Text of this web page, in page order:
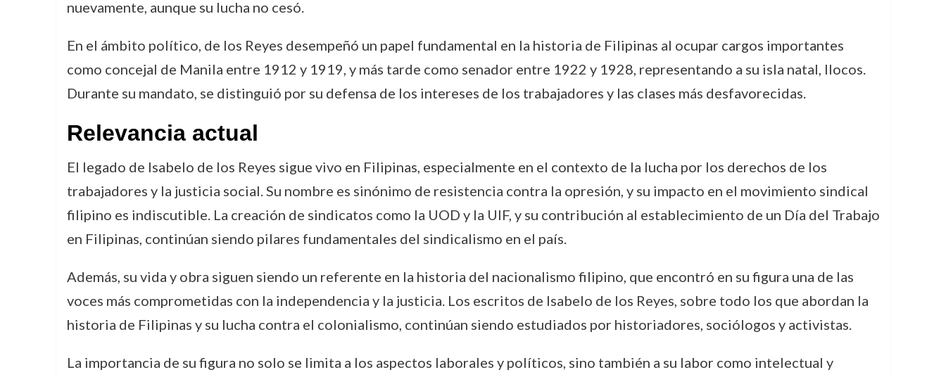
nuevamente, aunque su lucha no cesó.
En el ámbito político, de los Reyes desempeñó un papel fundamental en la historia de Filipinas al ocupar cargos importantes
como concejal de Manila entre 1912 y 1919, y más tarde como senador entre 1922 y 1928, representando a su isla natal, Ilocos.
Durante su mandato, se distinguió por su defensa de los intereses de los trabajadores y las clases más desfavorecidas.
Relevancia actual
El legado de Isabelo de los Reyes sigue vivo en Filipinas, especialmente en el contexto de la lucha por los derechos de los
trabajadores y la justicia social. Su nombre es sinónimo de resistencia contra la opresión, y su impacto en el movimiento sindical
filipino es indiscutible. La creación de sindicatos como la UOD y la UIF, y su contribución al establecimiento de un Día del Trabajo
en Filipinas, continúan siendo pilares fundamentales del sindicalismo en el país.
Además, su vida y obra siguen siendo un referente en la historia del nacionalismo filipino, que encontró en su figura una de las
voces más comprometidas con la independencia y la justicia. Los escritos de Isabelo de los Reyes, sobre todo los que abordan la
historia de Filipinas y su lucha contra el colonialismo, continúan siendo estudiados por historiadores, sociólogos y activistas.
La importancia de su figura no solo se limita a los aspectos laborales y políticos, sino también a su labor como intelectual y